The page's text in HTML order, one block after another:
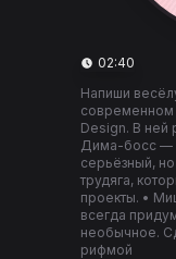
02:40
Напиши
современном
Design. В ней
Дима-босс —
серьёзный,
трудяга,
проекты. •
всегда
необычное.
рифмой